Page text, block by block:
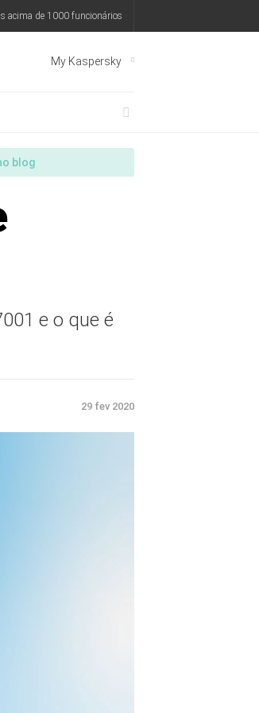
acima de 1000 funcionários
My Kaspersky
e o que é
29 fev 2020